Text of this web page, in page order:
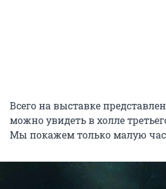
Всего на выставке
можно увидеть в холле
Мы покажем только малую